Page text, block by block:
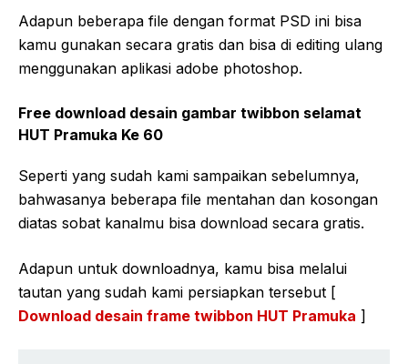
Adapun beberapa file dengan format PSD ini bisa
kamu gunakan secara gratis dan bisa di editing ulang
menggunakan aplikasi adobe photoshop.
Free download desain gambar twibbon selamat
HUT Pramuka Ke 60
Seperti yang sudah kami sampaikan sebelumnya,
bahwasanya beberapa file mentahan dan kosongan
diatas sobat kanalmu bisa download secara gratis.
Adapun untuk downloadnya, kamu bisa melalui
tautan yang sudah kami persiapkan tersebut [
Download desain frame twibbon HUT Pramuka ]